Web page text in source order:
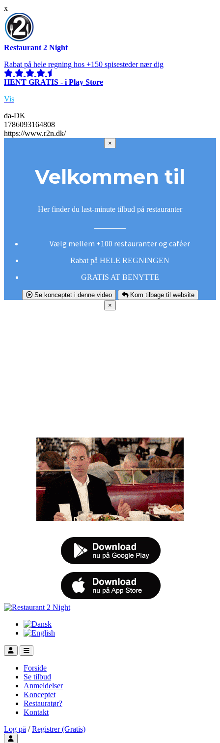
x
Restaurant 2 Night
Rabat på hele regning hos +150 spisesteder nær dig
HENT GRATIS - i Play Store
Vis
da-DK
1786093164808
https://www.r2n.dk/
×
Velkommen til
Her finder du last-minute tilbud på restauranter
Vælg mellem +100 restauranter og caféer
Rabat på HELE REGNINGEN
GRATIS AT BENYTTE
Se konceptet i denne video
Kom tilbage til website
×
Forside
Se tilbud
Anmeldelser
Konceptet
Restauratør?
Kontakt
Log på / Registrer (Gratis)
Toggle user menu